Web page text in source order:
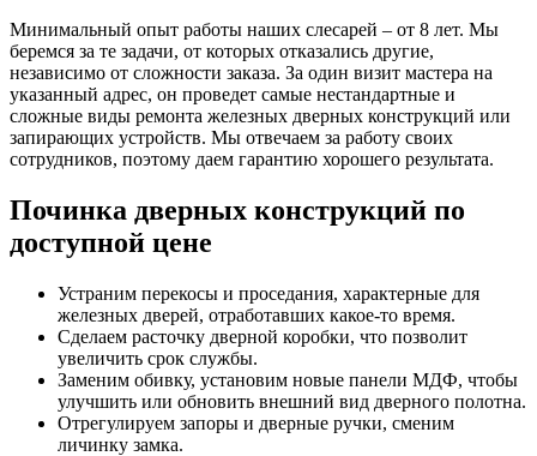
Минимальный опыт работы наших слесарей – от 8 лет. Мы
беремся за те задачи, от которых отказались другие,
независимо от сложности заказа. За один визит мастера на
указанный адрес, он проведет самые нестандартные и
сложные виды ремонта железных дверных конструкций или
запирающих устройств. Мы отвечаем за работу своих
сотрудников, поэтому даем гарантию хорошего результата.
Починка дверных конструкций по
доступной цене
Устраним перекосы и проседания, характерные для
железных дверей, отработавших какое-то время.
Сделаем расточку дверной коробки, что позволит
увеличить срок службы.
Заменим обивку, установим новые панели МДФ, чтобы
улучшить или обновить внешний вид дверного полотна.
Отрегулируем запоры и дверные ручки, сменим
личинку замка.